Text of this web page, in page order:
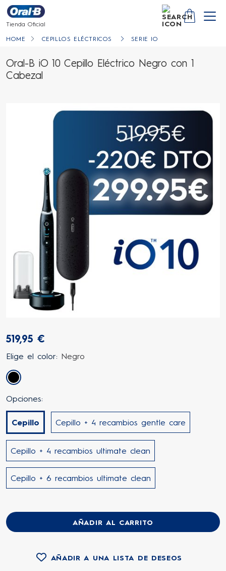
Tienda Oficial
SEARCHYOUR
HOME CEPILLOS ELÉCTRICOS SERIE IO
Oral-B iO 10 Cepillo Eléctrico Negro con 1
Cabezal
519,95 €
Elige el color: Negro
Negro
Opciones:
Cepillo Cepillo + 4 recambios gentle care
Cepillo + 4 recambios ultimate clean
Cepillo + 6 recambios ultimate clean
AÑADIR AL CARRITO
AÑADIR A UNA LISTA DE DESEOS